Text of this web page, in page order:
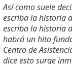
Así como suele
escriba la historia
escriba la historia
habrá un hito
Centro de
dice esto surge